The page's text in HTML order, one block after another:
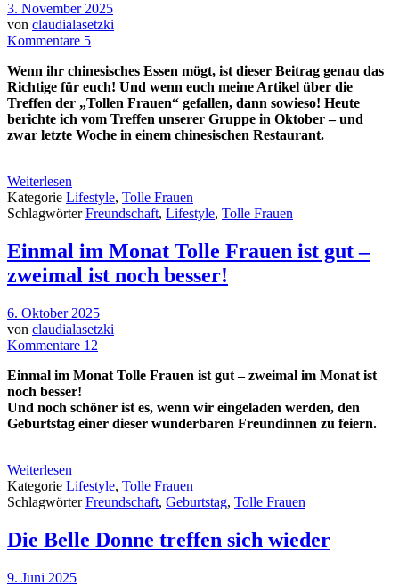
3. November 2025
von claudialasetzki
Kommentare 5
Wenn ihr chinesisches Essen mögt, ist dieser Beitrag genau das
Richtige für euch! Und wenn euch meine Artikel über die
Treffen der „Tollen Frauen“ gefallen, dann sowieso! Heute
berichte ich vom Treffen unserer Gruppe in Oktober – und
zwar letzte Woche in einem chinesischen Restaurant.
Weiterlesen
Kategorie Lifestyle, Tolle Frauen
SchlagwörterFreundschaft, Lifestyle, Tolle Frauen
Einmal im Monat Tolle Frauen ist gut –
zweimal ist noch besser!
6. Oktober 2025
von claudialasetzki
Kommentare 12
Einmal im Monat Tolle Frauen ist gut – zweimal im Monat ist
noch besser!
Und noch schöner ist es, wenn wir eingeladen werden, den
Geburtstag einer dieser wunderbaren Freundinnen zu feiern.
Weiterlesen
Kategorie Lifestyle, Tolle Frauen
SchlagwörterFreundschaft, Geburtstag, Tolle Frauen
Die Belle Donne treffen sich wieder
9. Juni 2025